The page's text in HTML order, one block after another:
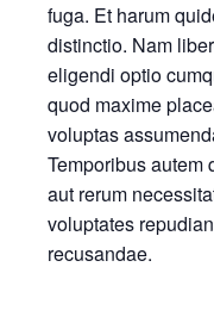
fuga. Et harum
distinctio. Nam
eligendi optio
quod maxime
voluptas
Temporibus autem
aut rerum
voluptates
recusandae.